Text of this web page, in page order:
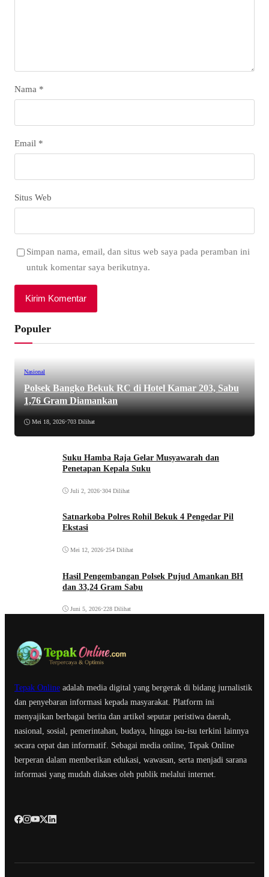
Nama *
Email *
Situs Web
Simpan nama, email, dan situs web saya pada peramban ini
untuk komentar saya berikutnya.
Populer
Nasional
Polsek Bangko Bekuk RC di Hotel Kamar 203, Sabu
1,76 Gram Diamankan
Mei 18, 2026•703 Dilihat
Suku Hamba Raja Gelar Musyawarah dan
Penetapan Kepala Suku
Juli 2, 2026•304 Dilihat
Satnarkoba Polres Rohil Bekuk 4 Pengedar Pil
Ekstasi
Mei 12, 2026•254 Dilihat
Hasil Pengembangan Polsek Pujud Amankan BH
dan 33,24 Gram Sabu
Juni 5, 2026•228 Dilihat
Tepak Online adalah media digital yang bergerak di bidang jurnalistik
dan penyebaran informasi kepada masyarakat. Platform ini
menyajikan berbagai berita dan artikel seputar peristiwa daerah,
nasional, sosial, pemerintahan, budaya, hingga isu-isu terkini lainnya
secara cepat dan informatif. Sebagai media online, Tepak Online
berperan dalam memberikan edukasi, wawasan, serta menjadi sarana
informasi yang mudah diakses oleh publik melalui internet.